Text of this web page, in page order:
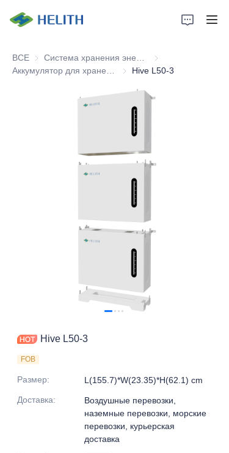
ВСЕ
Система
Аккумулятор для
Hive L50-3
Hive L50-3
FOB
Размер:
L(155.7)*W(23.35)*H(62.1) cm
Доставка:
Воздушные перевозки,
наземные перевозки, морские
перевозки, курьерская
доставка